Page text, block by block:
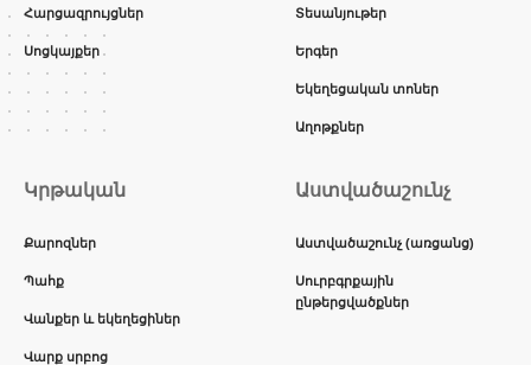
Հարցազրույցներ
Սոցկայքեր
Տեսանյութեր
Երգեր
Եկեղեցական տոներ
Աղոթքներ
Կրթական
Քարոզներ
Պահք
Վանքեր և եկեղեցիներ
Վարք սրբոց
Աստվածաշունչ
Աստվածաշունչ (առցանց)
Սուրբգրքային
ընթերցվածքներ